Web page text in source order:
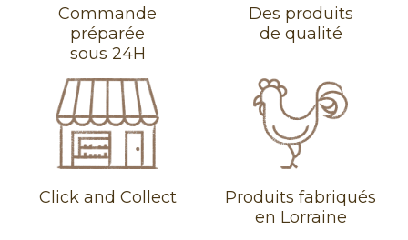
Commande
préparée
sous 24H
Des produits
de qualité
Click and Collect
Produits fabriqués
en Lorraine